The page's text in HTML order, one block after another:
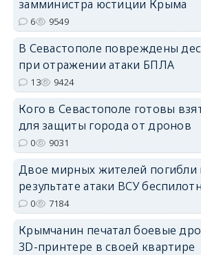
замминистра юстиции Крыма
6 9549
В Севастополе повреждены
при отражении атаки БПЛА
13 9424
Кого в Севастополе готовы
для защиты города от дронов
0 9031
Двое мирных жителей
результате атаки ВСУ
0 7184
Крымчанин печатал боевые
3D-принтере в своей квартире